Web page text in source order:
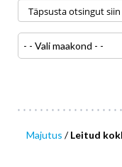
- - Vali maakond - -
Majutus /Leitud